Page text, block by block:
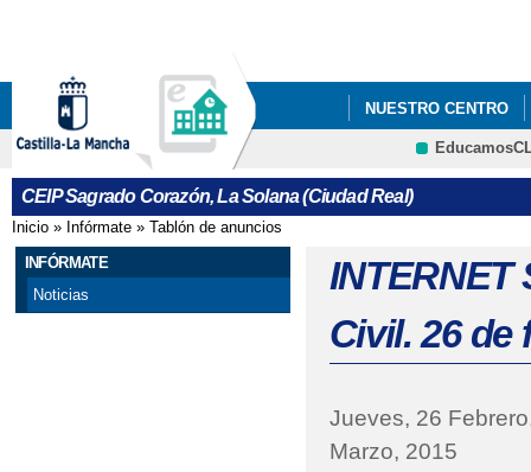
NUESTRO CENTRO
CEIP SAGRADO
DIBUJO Y PINTURA
VISITA A LAS
CEIP Sagrado Corazón, La Solana (Ciudad Real)
Se encuentra usted aquí
Inicio » Infórmate » Tablón de anuncios
INFÓRMATE
Noticias
INTERNET
Civil. 26 de
Jueves, 26
Marzo, 2015